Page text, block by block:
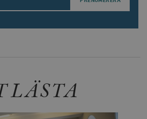
LÄSTA